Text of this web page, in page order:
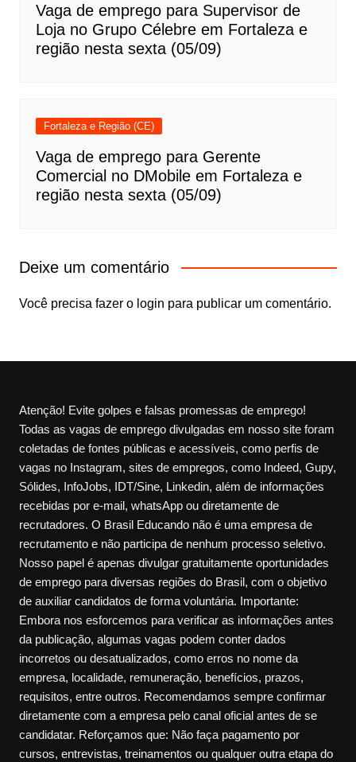
Vaga de emprego para Supervisor de
Loja no Grupo Célebre em Fortaleza e
região nesta sexta (05/09)
Fortaleza e Região (CE)
Vaga de emprego para Gerente
Comercial no DMobile em Fortaleza e
região nesta sexta (05/09)
Deixe um comentário
Você precisa fazer o login para publicar um comentário.
Atenção! Evite golpes e falsas promessas de emprego!
Todas as vagas de emprego divulgadas em nosso site foram
coletadas de fontes públicas e acessíveis, como perfis de
vagas no Instagram, sites de empregos, como Indeed, Gupy,
Sólides, InfoJobs, IDT/Sine, Linkedin, além de informações
recebidas por e-mail, whatsApp ou diretamente de
recrutadores. O Brasil Educando não é uma empresa de
recrutamento e não participa de nenhum processo seletivo.
Nosso papel é apenas divulgar gratuitamente oportunidades
de emprego para diversas regiões do Brasil, com o objetivo
de auxiliar candidatos de forma voluntária. Importante:
Embora nos esforcemos para verificar as informações antes
da publicação, algumas vagas podem conter dados
incorretos ou desatualizados, como erros no nome da
empresa, localidade, remuneração, benefícios, prazos,
requisitos, entre outros. Recomendamos sempre confirmar
diretamente com a empresa pelo canal oficial antes de se
candidatar. Reforçamos que: Não faça pagamento por
cursos, entrevistas, treinamentos ou qualquer outra etapa do